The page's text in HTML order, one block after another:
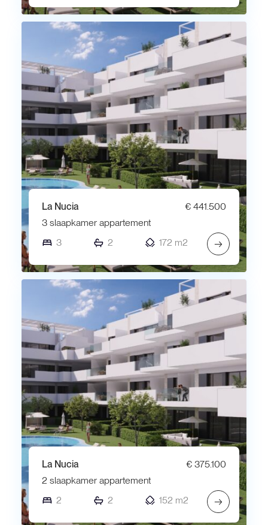
La Nucia
€ 441.500
3 slaapkamer appartement
3
2 172 m2 →
La Nucia
€ 375.100
2 slaapkamer appartement
2
2 152 m2 →